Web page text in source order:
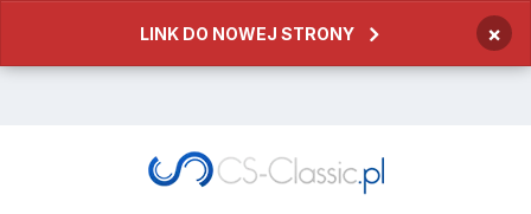
LINK DO NOWEJ STRONY ×